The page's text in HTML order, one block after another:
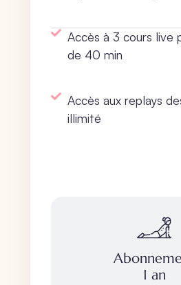
Accès à 3 cours live
de 40 min
Accès aux replays
illimité
1 an